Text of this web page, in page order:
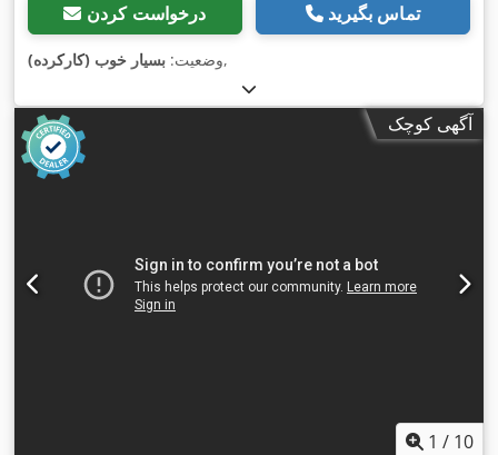
درخواست کردن تماس بگیرید
وضعیت: بسیار خوب (کارکرده) ,
آگهی کوچک
1 / 10